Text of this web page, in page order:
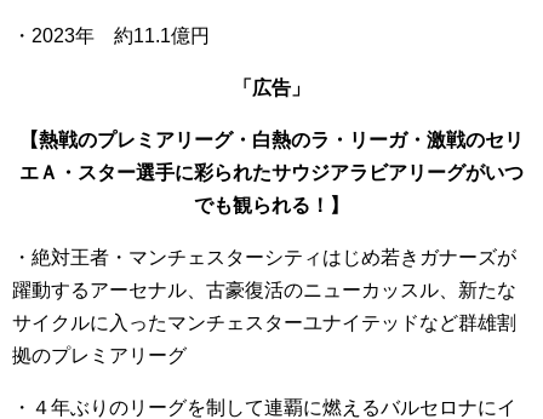
・2023年 約11.1億円
「広告」
【熱戦のプレミアリーグ・白熱のラ・リーガ・激戦のセリ
エＡ・スター選手に彩られたサウジアラビアリーグがいつ
でも観られる！】
・絶対王者・マンチェスターシティはじめ若きガナーズが
躍動するアーセナル、古豪復活のニューカッスル、新たな
サイクルに入ったマンチェスターユナイテッドなど群雄割
拠のプレミアリーグ
・４年ぶりのリーグを制して連覇に燃えるバルセロナにイ